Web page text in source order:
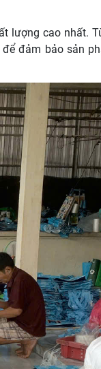
lượng cao nhất.
đảm bảo sản